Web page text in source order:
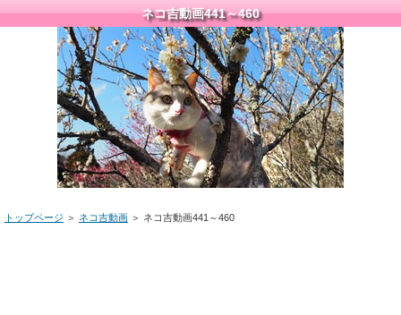
ネコ吉動画441～460
トップページ ＞ ネコ吉動画 ＞ ネコ吉動画441～460